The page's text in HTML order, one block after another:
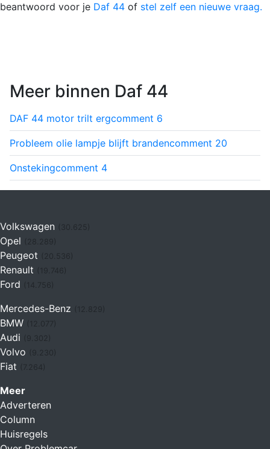
beantwoord voor je Daf 44 of stel zelf een nieuwe vraag.
Meer binnen Daf 44
DAF 44 motor trilt ergcomment 6
Probleem olie lampje blijft brandencomment 20
Onstekingcomment 4
Volkswagen (30.625)
Opel
Peugeot (20.536)
Renault (19.746)
Ford (14.756)
Mercedes-Benz
BMW
Audi
Volvo
Fiat (7.264)
Meer
Adverteren
Column
Huisregels